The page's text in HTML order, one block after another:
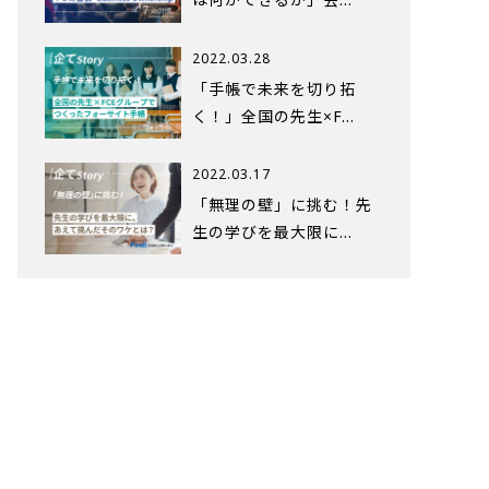
2022.03.28
「手帳で未来を切り拓
く！」全国の先生×F…
2022.03.17
「無理の壁」に挑む！先
生の学びを最大限に…